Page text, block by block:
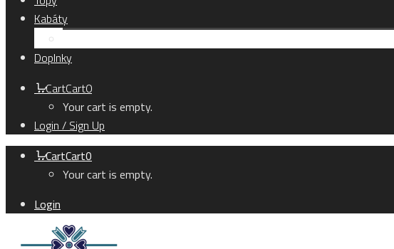
Kabáty
Doplnky
CartCart0
Your cart is empty.
Login / Sign Up
CartCart0
Your cart is empty.
Login